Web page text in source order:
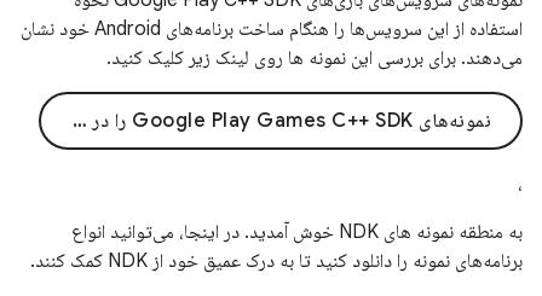
استفاده از این سرویس‌ها را هنگام ساخت برنامه‌های Android خود نشان
می‌دهند. برای بررسی این نمونه ها روی لینک زیر کلیک کنید.
نمونه‌های Google Play Games C++ SDK را در GitHub مرور کنید
،
به منطقه نمونه های NDK خوش آمدید. در اینجا، می‌توانید انواع
برنامه‌های نمونه را دانلود کنید تا به درک عمیق خود از NDK کمک کنند.